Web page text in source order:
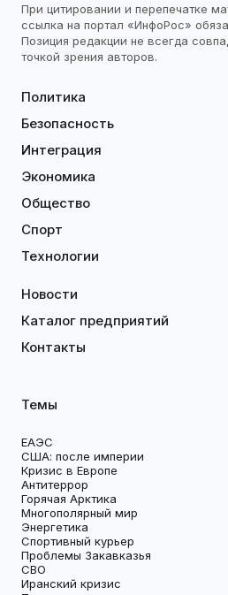
При цитировании и перепечатке
ссылка на портал «ИнфоРос»
Позиция редакции не всегда
точкой зрения авторов.
Политика
Безопасность
Интеграция
Экономика
Общество
Спорт
Технологии
Новости
Каталог предприятий
Контакты
Темы
ЕАЭС
США: после империи
Кризис в Европе
Антитеррор
Горячая Арктика
Многополярный мир
Энергетика
Спортивный курьер
Проблемы Закавказья
СВО
Иранский кризис